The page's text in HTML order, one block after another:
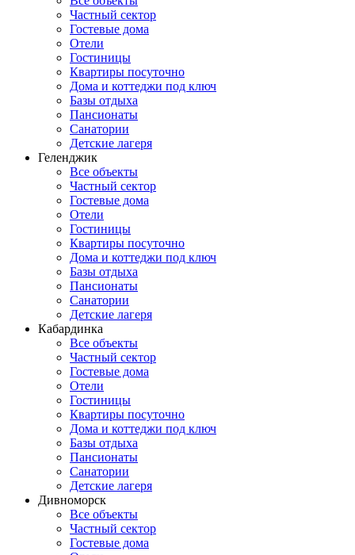
Частный сектор
Гостевые дома
Отели
Гостиницы
Квартиры посуточно
Дома и коттеджи под ключ
Базы отдыха
Пансионаты
Санатории
Детские лагеря
Геленджик
Все объекты
Частный сектор
Гостевые дома
Отели
Гостиницы
Квартиры посуточно
Дома и коттеджи под ключ
Базы отдыха
Пансионаты
Санатории
Детские лагеря
Кабардинка
Все объекты
Частный сектор
Гостевые дома
Отели
Гостиницы
Квартиры посуточно
Дома и коттеджи под ключ
Базы отдыха
Пансионаты
Санатории
Детские лагеря
Дивноморск
Все объекты
Частный сектор
Гостевые дома